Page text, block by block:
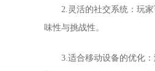
2.灵活的社交系统：玩
味性与挑战性。
3.适合移动设备的优化